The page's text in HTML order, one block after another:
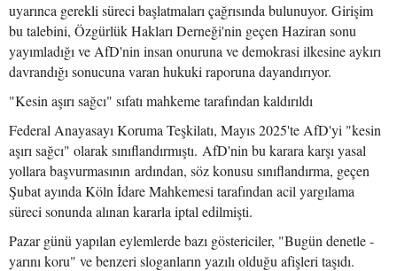
uyarınca gerekli süreci başlatmaları çağrısında bulunuyor. Girişim
bu talebini, Özgürlük Hakları Derneği'nin geçen Haziran sonu
yayımladığı ve AfD'nin insan onuruna ve demokrasi ilkesine aykırı
davrandığı sonucuna varan hukuki raporuna dayandırıyor.
"Kesin aşırı sağcı" sıfatı mahkeme tarafından kaldırıldı
Federal Anayasayı Koruma Teşkilatı, Mayıs 2025'te AfD'yi "kesin
aşırı sağcı" olarak sınıflandırmıştı. AfD'nin bu karara karşı yasal
yollara başvurmasının ardından, söz konusu sınıflandırma, geçen
Şubat ayında Köln İdare Mahkemesi tarafından acil yargılama
süreci sonunda alınan kararla iptal edilmişti.
Pazar günü yapılan eylemlerde bazı göstericiler, "Bugün denetle -
yarını koru" ve benzeri sloganların yazılı olduğu afişleri taşıdı.